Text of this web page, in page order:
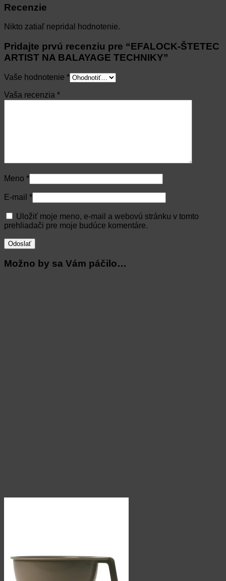
Recenzie
Nikto zatiaľ nepridal hodnotenie.
Pridajte prvú recenziu pre “EFALOCK-ŠTETEC
ARTIST NA BALAYAGE TECHNIKY”
Vaše hodnotenie *
Vaša recenzia *
Meno *
E-mail *
Uložiť moje meno, e-mail a webovú stránku v tomto
prehliadači pre moje budúce komentáre.
Možno by sa Vám páčilo…